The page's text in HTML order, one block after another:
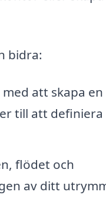
bidra:
att skapa en
till att definiera
flödet och
av ditt